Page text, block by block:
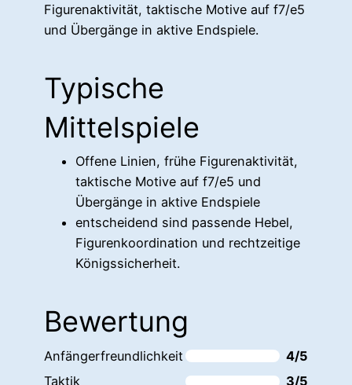
Figurenaktivität, taktische Motive auf f7/e5
und Übergänge in aktive Endspiele.
Typische
Mittelspiele
Offene Linien, frühe Figurenaktivität,
taktische Motive auf f7/e5 und
Übergänge in aktive Endspiele
entscheidend sind passende Hebel,
Figurenkoordination und rechtzeitige
Königssicherheit.
Bewertung
Anfängerfreundlichkeit
4/5
Taktik
3/5